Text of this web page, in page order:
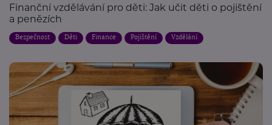
Finanční vzdělávání pro děti: Jak učit děti o pojištění
a penězích
Bezpečnost Děti Finance Pojištění Vzdělání